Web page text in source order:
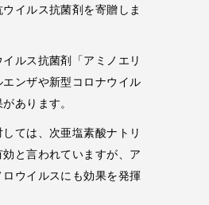
イルス抗菌剤を寄贈しま
ルス抗菌剤「アミノエリ
ンザや新型コロナウイル
あります。
ては、次亜塩素酸ナトリ
と言われていますが、ア
ロウイルスにも効果を発揮